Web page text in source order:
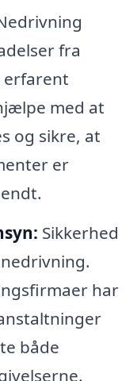
fra
erfarent
med at
og sikre, at
er
Sikkerhed
har
både